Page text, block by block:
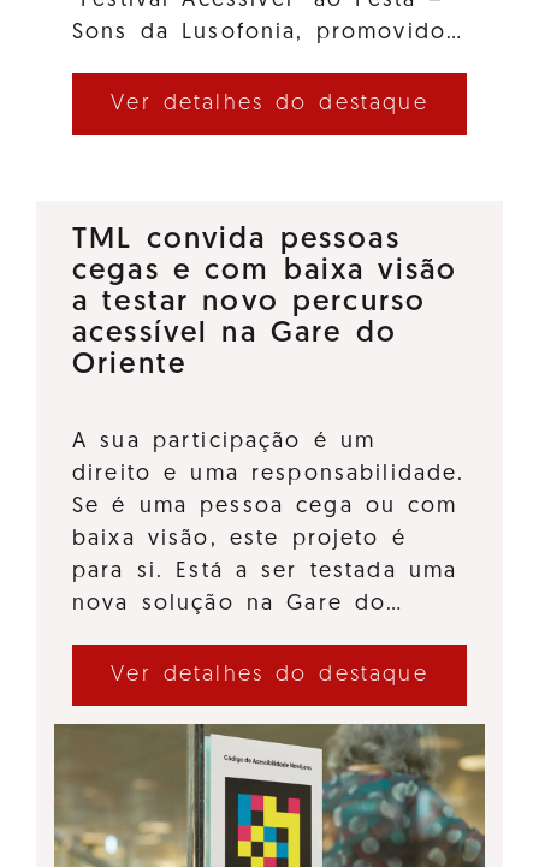
Sons da Lusofonia, promovido…
Ver detalhes do destaque
TML convida pessoas
cegas e com baixa visão
a testar novo percurso
acessível na Gare do
Oriente
A sua participação é um
direito e uma responsabilidade.
Se é uma pessoa cega ou com
baixa visão, este projeto é
para si. Está a ser testada uma
nova solução na Gare do…
Ver detalhes do destaque